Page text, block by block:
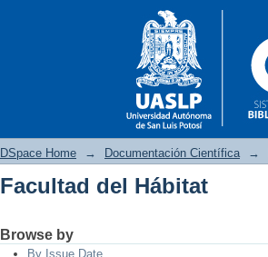
DSpace Home → Documentación Científica →
Facultad del Hábitat
Browse by
By Issue Date